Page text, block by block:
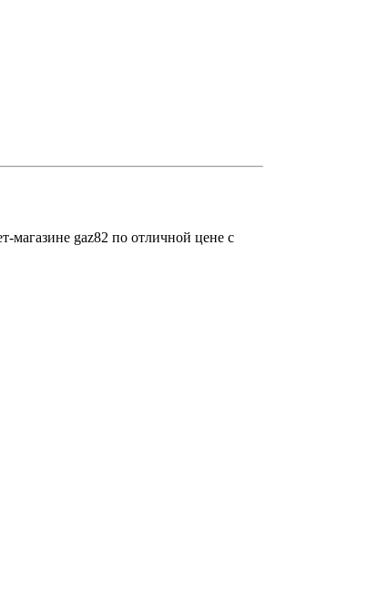
магазине gaz82 по отличной цене с